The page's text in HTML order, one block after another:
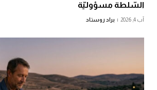
السّلطة مسؤوليّة
آب 4, 2026 براد روستاد